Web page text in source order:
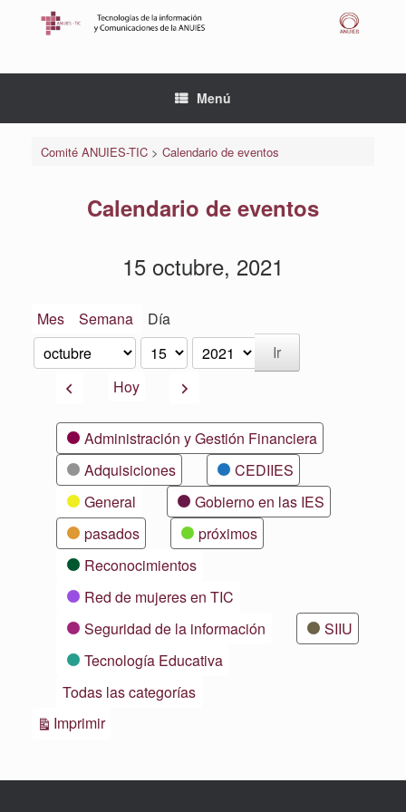
Menú
Comité ANUIES-TIC> Calendario de eventos
Calendario de eventos
15 octubre, 2021
Mes Semana Día
Mes
Día
Año
AnteriorHoy Siguiente
CategoríasAdministración y Gestión Financiera
Adquisiciones
CEDIIES
General
Gobierno en las IES
pasados
próximos
Reconocimientos
Red de mujeres en TIC
Seguridad de la información
SIIU
Tecnología Educativa
Todas las categorías
ImprimirVistas